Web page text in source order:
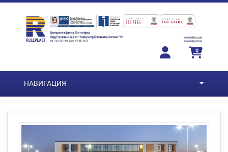
Преминете към основното съдържание
0
НАВИГАЦИЯ